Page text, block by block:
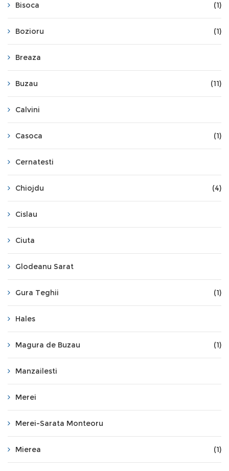
Bisoca (1)
Bozioru (1)
Breaza
Buzau (11)
Calvini
Casoca (1)
Cernatesti
Chiojdu (4)
Cislau
Ciuta
Glodeanu Sarat
Gura Teghii (1)
Hales
Magura de Buzau (1)
Manzailesti
Merei
Merei-Sarata Monteoru
Mierea (1)